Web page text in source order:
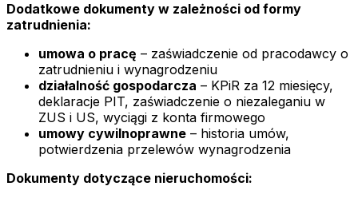
Dodatkowe dokumenty w zależności od formy
zatrudnienia:
umowa o pracę – zaświadczenie od pracodawcy o
zatrudnieniu i wynagrodzeniu
działalność gospodarcza – KPiR za 12 miesięcy,
deklaracje PIT, zaświadczenie o niezaleganiu w
ZUS i US, wyciągi z konta firmowego
umowy cywilnoprawne – historia umów,
potwierdzenia przelewów wynagrodzenia
Dokumenty dotyczące nieruchomości: